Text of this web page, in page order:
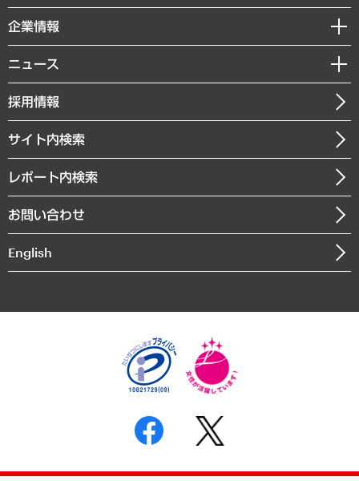
共生・ダイバーシティ
GRC（ガバナンス・リスク・コンプライアンス）・防災（政策）
経済・産業・雇用・労働
まちづくり・観光・交通・スポーツ・スマートシティ
自然資源・農林水産業・食料システム
レポート
コラム
経営用語集
受託・受注実績（官公庁関連）
メディア掲載・出演
セミナー・イベント情報
MUFGビジネスセミナー
受託案件情報
企業情報
私たちの想い
社長メッセージ
会社概要
沿革
組織図・本部部室紹介
インドネシア現地法人
個人情報保護方針
反社会的勢力に対する基本方針
書面による個人情報の開示等の請求の手続きについて
ニュース
ニュースリリース
お知らせ
採用情報
サイト内検索
レポート内検索
お問い合わせ
English